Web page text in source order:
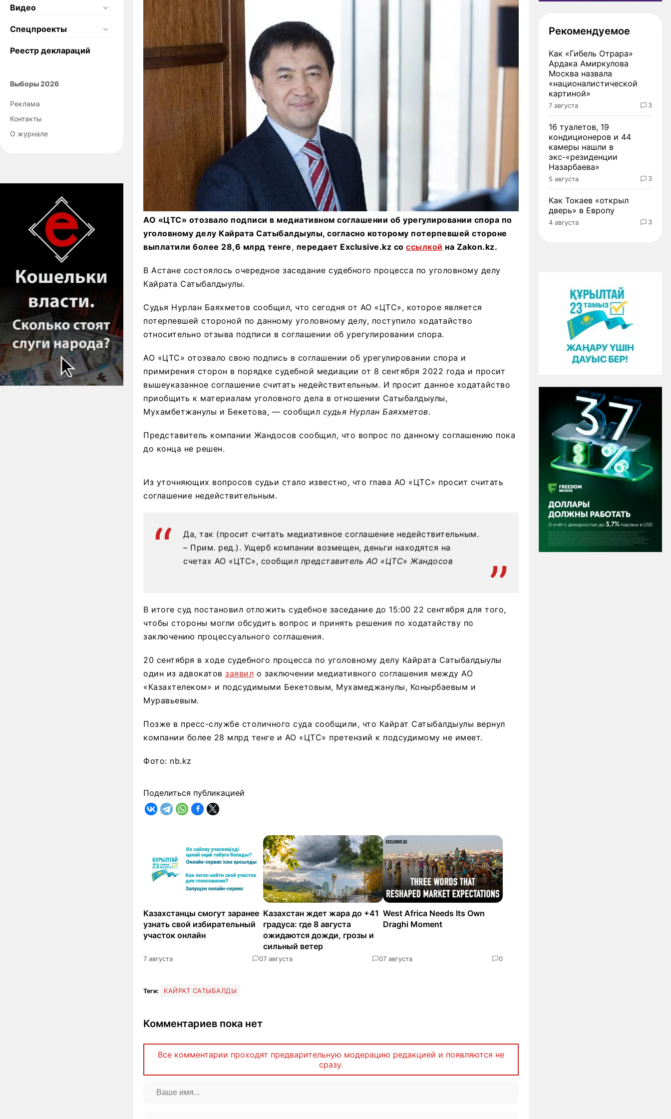
Видео
Спецпроекты
Реестр деклараций
Выборы 2026
Реклама
Контакты
О журнале
АО «ЦТС» отозвало подписи в медиативном соглашении об урегулировании спора по
уголовному делу Кайрата Сатыбалдыулы, согласно которому потерпевшей стороне
выплатили более 28,6 млрд тенге, передает Exclusive.kz со ссылкой на Zakon.kz.
В Астане состоялось очередное заседание судебного процесса по уголовному делу
Кайрата Сатыбалдыулы.
Судья Нурлан Баяхметов сообщил, что сегодня от АО «ЦТС», которое является
потерпевшей стороной по данному уголовному делу, поступило ходатайство
относительно отзыва подписи в соглашении об урегулировании спора.
АО «ЦТС» отозвало свою подпись в соглашении об урегулировании спора и
примирения сторон в порядке судебной медиации от 8 сентября 2022 года и просит
вышеуказанное соглашение считать недействительным. И просит данное ходатайство
приобщить к материалам уголовного дела в отношении Сатыбалдыулы,
Мухамбетжанулы и Бекетова, — сообщил судья Нурлан Баяхметов.
Представитель компании Жандосов сообщил, что вопрос по данному соглашению пока
до конца не решен.
Из уточняющих вопросов судьи стало известно, что глава АО «ЦТС» просит считать
соглашение недействительным.
Да, так (просит считать медиативное соглашение недействительным.
– Прим. ред.). Ущерб компании возмещен, деньги находятся на
счетах АО «ЦТС», сообщил представитель АО «ЦТС» Жандосов
В итоге суд постановил отложить судебное заседание до 15:00 22 сентября для того,
чтобы стороны могли обсудить вопрос и принять решения по ходатайству по
заключению процессуального соглашения.
20 сентября в ходе судебного процесса по уголовному делу Кайрата Сатыбалдыулы
один из адвокатов заявил о заключении медиативного соглашения между АО
«Казахтелеком» и подсудимыми Бекетовым, Мухамеджанулы, Конырбаевым и
Муравьевым.
Позже в пресс-службе столичного суда сообщили, что Кайрат Сатыбалдыулы вернул
компании более 28 млрд тенге и АО «ЦТС» претензий к подсудимому не имеет.
Фото: nb.kz
Поделиться публикацией
Казахстанцы смогут заранее
узнать свой избирательный
участок онлайн
7 августа 0
Казахстан ждет жара до +41
градуса: где 8 августа
ожидаются дожди, грозы и
сильный ветер
7 августа 0
West Africa Needs Its Own
Draghi Moment
7 августа 0
Теги: КАЙРАТ САТЫБАЛДЫ
Комментариев пока нет
Все комментарии проходят предварительную модерацию редакцией и появляются не
сразу.
Рекомендуемое
Как «Гибель Отрара»
Ардака Амиркулова
Москва назвала
«националистической
картиной»
7 августа 3
16 туалетов, 19
кондиционеров и 44
камеры нашли в
экс-«резиденции
Назарбаева»
5 августа 3
Как Токаев «открыл
дверь» в Европу
4 августа 3